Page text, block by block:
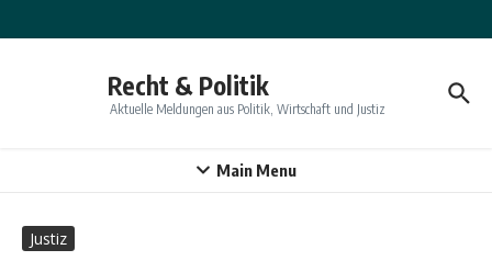
Recht & Politik
Aktuelle Meldungen aus Politik, Wirtschaft und Justiz
Main Menu
Justiz